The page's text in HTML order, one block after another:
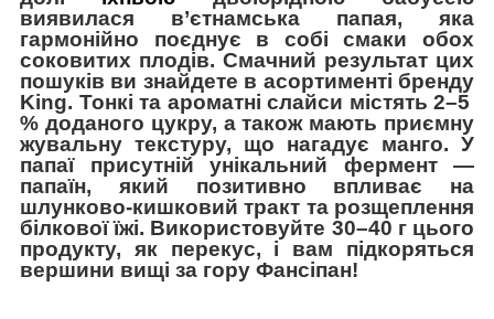
виявилася в’єтнамська папая, яка
гармонійно поєднує в собі смаки обох
соковитих плодів. Смачний результат цих
пошуків ви знайдете в асортименті бренду
King. Тонкі та ароматні слайси містять 2–5
% доданого цукру, а також мають приємну
жувальну текстуру, що нагадує манго. У
папаї присутній унікальний фермент —
папаїн, який позитивно впливає на
шлунково-кишковий тракт та розщеплення
білкової їжі. Використовуйте 30–40 г цього
продукту, як перекус, і вам підкоряться
вершини вищі за гору Фансіпан!